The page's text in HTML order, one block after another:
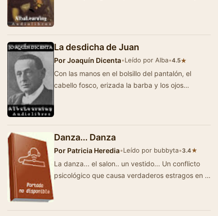
La desdicha de Juan
PorJoaquín Dicenta•Leído por Alba•4.5★
Con las manos en el bolsillo del pantalón, el
cabello fosco, erizada la barba y los ojos
Danza... Danza
Por Patricia Heredia•Leído por bubbyta•3.4★
La danza... el salon.. un vestido... Un conflicto
psicológico que causa verdaderos estragos en la